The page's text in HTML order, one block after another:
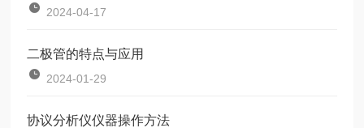
2024-04-17
二极管的特点与应用
2024-01-29
协议分析仪仪器操作方法